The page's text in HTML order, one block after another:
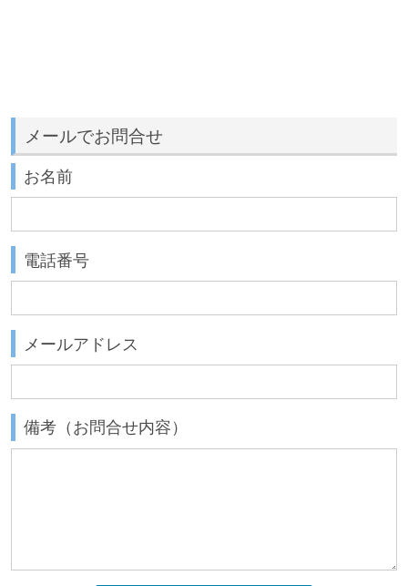
メールでお問合せ
お名前
電話番号
メールアドレス
備考（お問合せ内容）